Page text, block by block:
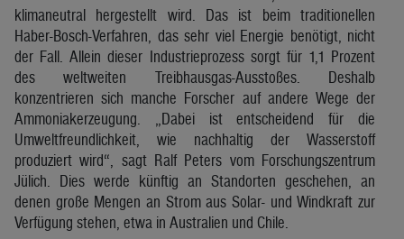
klimaneutral hergestellt wird. Das ist beim traditionellen
Haber-Bosch-Verfahren, das sehr viel Energie benötigt, nicht
der Fall. Allein dieser Industrieprozess sorgt für 1,1 Prozent
des weltweiten Treibhausgas-Ausstoßes. Deshalb
konzentrieren sich manche Forscher auf andere Wege der
Ammoniakerzeugung. „Dabei ist entscheidend für die
Umweltfreundlichkeit, wie nachhaltig der Wasserstoff
produziert wird“, sagt Ralf Peters vom Forschungszentrum
Jülich. Dies werde künftig an Standorten geschehen, an
denen große Mengen an Strom aus Solar- und Windkraft zur
Verfügung stehen, etwa in Australien und Chile.